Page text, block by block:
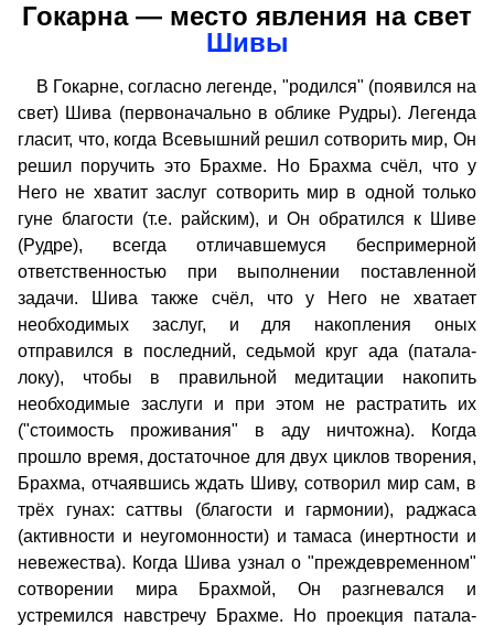
Гокарна — место явления на свет
Шивы
В Гокарне, согласно легенде, "родился" (появился на
свет) Шива (первоначально в облике Рудры). Легенда
гласит, что, когда Всевышний решил сотворить мир, Он
решил поручить это Брахме. Но Брахма счёл, что у
Него не хватит заслуг сотворить мир в одной только
гуне благости (т.е. райским), и Он обратился к Шиве
(Рудре), всегда отличавшемуся беспримерной
ответственностью при выполнении поставленной
задачи. Шива также счёл, что у Него не хватает
необходимых заслуг, и для накопления оных
отправился в последний, седьмой круг ада (патала-
локу), чтобы в правильной медитации накопить
необходимые заслуги и при этом не растратить их
("стоимость проживания" в аду ничтожна). Когда
прошло время, достаточное для двух циклов творения,
Брахма, отчаявшись ждать Шиву, сотворил мир сам, в
трёх гунах: саттвы (благости и гармонии), раджаса
(активности и неугомонности) и тамаса (инертности и
невежества). Когда Шива узнал о "преждевременном"
сотворении мира Брахмой, Он разгневался и
устремился навстречу Брахме. Но проекция патала-